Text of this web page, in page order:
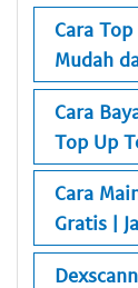
Cara
Mudah
Cara
Top Up
Cara
Gratis |